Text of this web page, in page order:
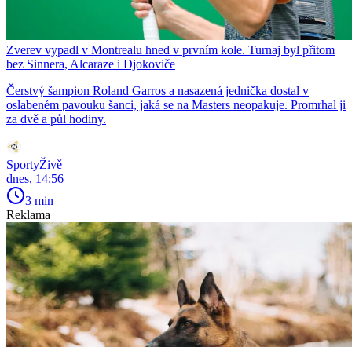
Zverev vypadl v Montrealu hned v prvním kole. Turnaj byl přitom
bez Sinnera, Alcaraze i Djokoviče
Čerstvý šampion Roland Garros a nasazená jednička dostal v
oslabeném pavouku šanci, jaká se na Masters neopakuje. Promrhal ji
za dvě a půl hodiny.
SportyŽivě
dnes, 14:56
3 min
Reklama